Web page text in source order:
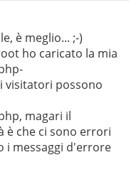
è meglio... ;-)
ho caricato la mia
visitatori possono
magari il
è che ci sono errori
i messaggi d'errore